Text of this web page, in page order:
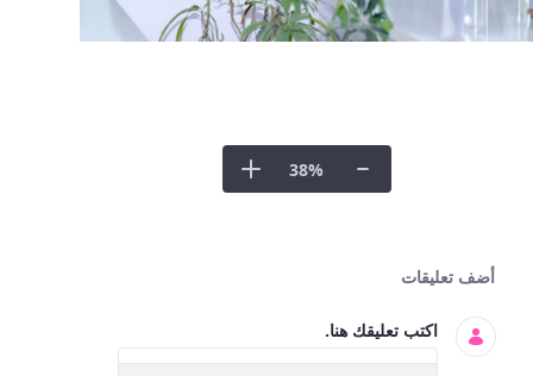
38
مكتبة المستندات
أضف تعليقات
اكتب تعليقك هنا.